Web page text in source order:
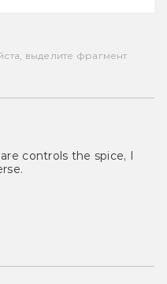
выделите фрагмент
controls the spice, I